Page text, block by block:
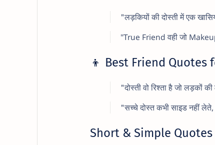
"लड़कियों की दोस्ती में एक
"True Friend वही जो
👦 Best Friend Quotes
"दोस्ती वो रिश्ता है जो लड़कों
"सच्चे दोस्त कभी साइड नहीं
Short & Simple Quotes